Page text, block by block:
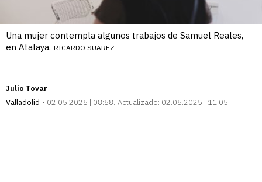
Una mujer contempla algunos trabajos de Samuel Reales,
en Atalaya. RICARDO SUAREZ
Julio Tovar
Valladolid
02.05.2025 | 08:58 Actualizado: 02.05.2025 | 11:05